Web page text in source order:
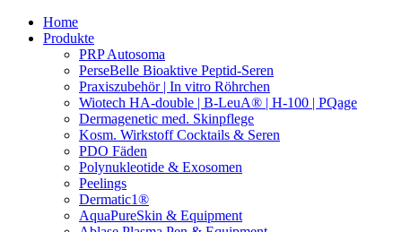
Home
Produkte
PRP Autosoma
PerseBelle Bioaktive Peptid-Seren
Praxiszubehör | In vitro Röhrchen
Wiotech HA-double | B-LeuA® | H-100 | PQage
Dermagenetic med. Skinpflege
Kosm. Wirkstoff Cocktails & Seren
PDO Fäden
Polynukleotide & Exosomen
Peelings
Dermatic1®
AquaPureSkin & Equipment